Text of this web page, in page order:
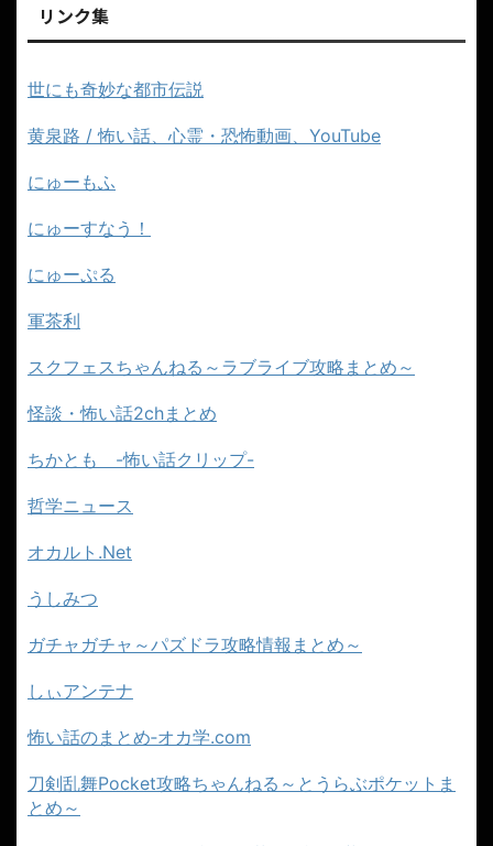
リンク集
世にも奇妙な都市伝説
黄泉路 / 怖い話、心霊・恐怖動画、YouTube
にゅーもふ
にゅーすなう！
にゅーぷる
軍茶利
スクフェスちゃんねる～ラブライブ攻略まとめ～
怪談・怖い話2chまとめ
ちかとも -怖い話クリップ-
哲学ニュース
オカルト.Net
うしみつ
ガチャガチャ～パズドラ攻略情報まとめ～
しぃアンテナ
怖い話のまとめ‐オカ学.com
刀剣乱舞Pocket攻略ちゃんねる～とうらぶポケットま
とめ～